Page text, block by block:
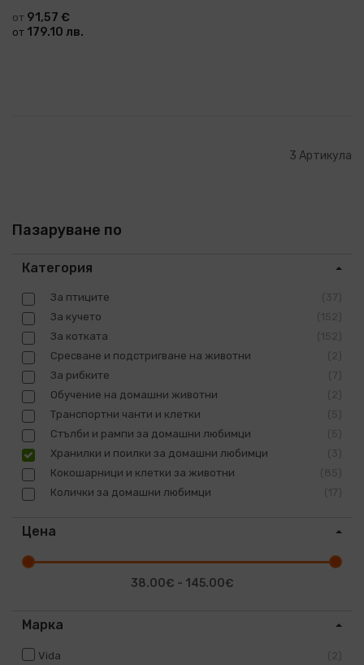
Пазаруване по
Категория
За птиците
За кучето
За котката
Сресване и подстригване на животни
За рибките
Обучение на домашни животни
Транспортни чанти и клетки
Стълби и рампи за домашни любимци
Хранилки и поилки за домашни любимци
Кокошарници и клетки за животни
Колички за домашни любимци
Цена
38.00€ - 145.00€
Марка
Vida
от 91,57 €
от 179.10 лв.
3 Артикула